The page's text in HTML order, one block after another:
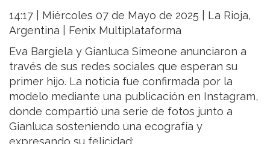
14:17 | Miércoles 07 de Mayo de 2025 | La Rioja,
Argentina | Fenix Multiplataforma
Eva Bargiela y Gianluca Simeone anunciaron a
través de sus redes sociales que esperan su
primer hijo. La noticia fue confirmada por la
modelo mediante una publicación en Instagram,
donde compartió una serie de fotos junto a
Gianluca sosteniendo una ecografía y
expresando su felicidad: